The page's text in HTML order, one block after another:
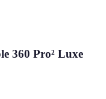
360 Pro² Luxe